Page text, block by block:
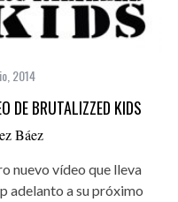
2014
DE BRUTALIZZED KIDS
Báez
nuevo vídeo que lleva
adelanto a su próximo